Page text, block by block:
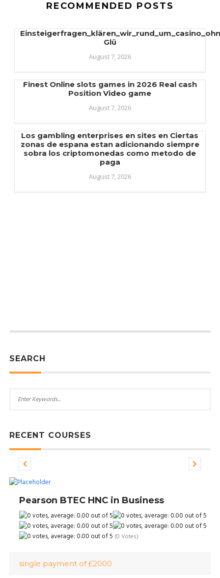
RECOMMENDED POSTS
Glü
August 7, 2026
Finest Online slots games in 2026 Real cash
Position Video game
August 7, 2026
Los gambling enterprises en sites en Ciertas
zonas de espana estan adicionando siempre
sobra los criptomonedas como metodo de
paga
August 7, 2026
SEARCH
RECENT COURSES
Pearson BTEC HNC in Business
(0 Votes)
single payment of £2000